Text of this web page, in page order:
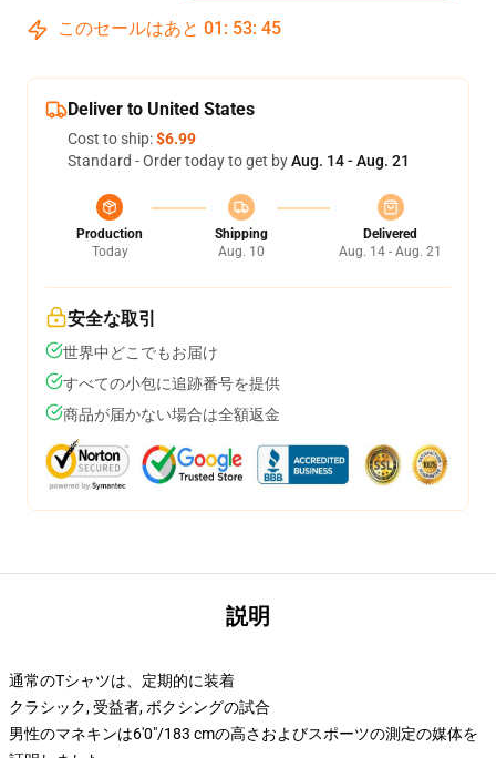
このセールはあと 01 : 53: 45
Deliver to United States
Cost to ship:$6.99
Standard - Order today to get byAug. 14 - Aug. 21
Production
Today
Shipping
Aug. 10
Delivered
Aug. 14 - Aug. 21
安全な取引
世界中どこでもお届け
すべての小包に追跡番号を提供
商品が届かない場合は全額返金
説明
通常のTシャツは、定期的に装着
クラシック, 受益者, ボクシングの試合
男性のマネキンは6'0"/183 cmの高さおよびスポーツの測定の媒体を